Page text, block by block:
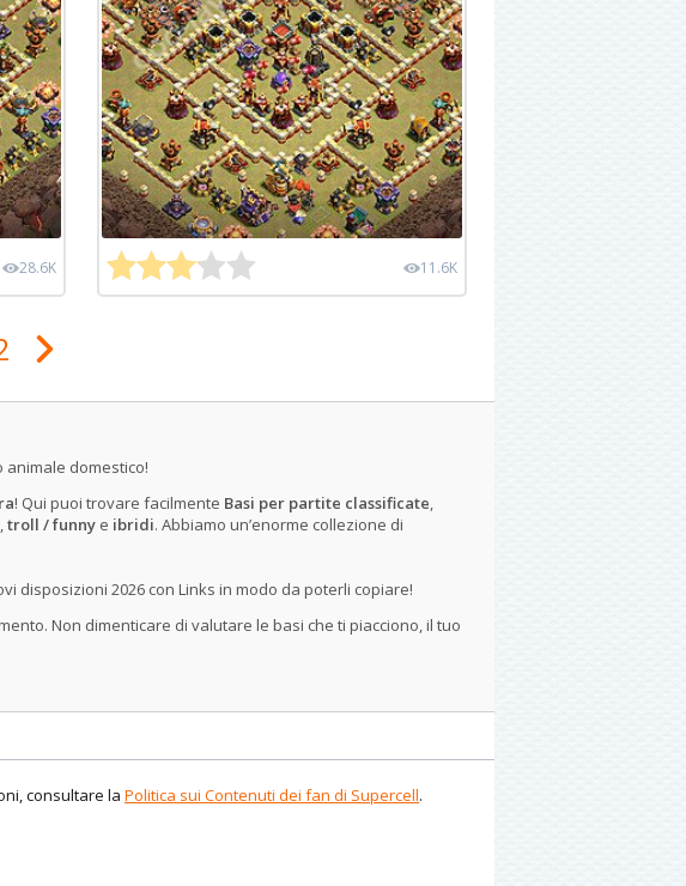
28.6K 11.6K
animale domestico!
! Qui puoi trovare facilmente Basi per partite classificate,
,troll / funnye ibridi. Abbiamo un’enorme collezione di
disposizioni 2026 con Links in modo da poterli copiare!
Non dimenticare di valutare le basi che ti piacciono, il tuo
consultare la Politica sui Contenuti dei fan di Supercell.